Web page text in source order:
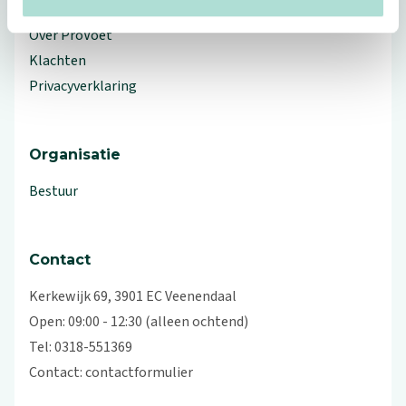
Over ProVoet
Klachten
Privacyverklaring
Organisatie
Bestuur
Contact
Kerkewijk 69, 3901 EC Veenendaal
Open: 09:00 - 12:30 (alleen ochtend)
Tel: 0318-551369
Contact:contactformulier